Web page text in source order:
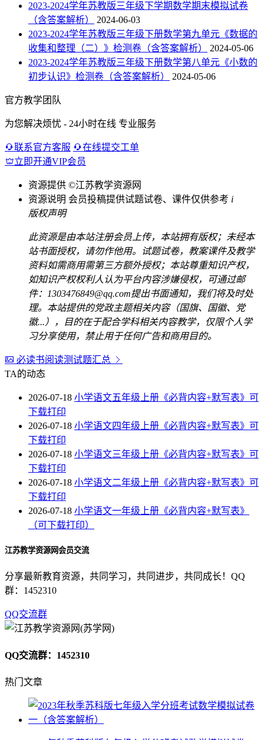
2023-2024学年苏教版三年级下学期数学期末模拟试卷
（含答案解析）
2024-06-03
2023-2024学年苏教版三年级下册数学第九单元《数据的
收集和整理（二）》检测卷（含答案解析）
2024-05-06
2023-2024学年苏教版三年级下册数学第八单元《小数的
初步认识》检测卷（含答案解析）
2024-05-06
官方教学团队
为您解决烦忧 - 24小时在线 专业服务
联系官方客服
在线提交工单
立即开通VIP会员
资源提供 ©江苏教学资源网
资源说明 会员投稿提供试题试卷、课件仅供参考 i
版权声明
此资源是由本站注册会员上传，本站拥有版权；未经本
站书面授权，请勿作他用。试题试卷，教案课件及教学
资料如需商用需第三方额外授权；本站尊重知识产权，
如知识产权权利人认为平台内容涉嫌侵权，可通过邮
件：1303476849@qq.com提出书面通知，我们将及时处
理。本站提供的党政主题相关内容（国旗、国徽、党
徽...），目的在于配合学科相关内容教学，仅限个人学
习分享使用，禁止用于任何广告和商用目的。
必读书阅读测试题汇总
TA的动态
2026-07-18 小学语文五年级上册《必背内容+默写表》可
下载打印
2026-07-18 小学语文四年级上册《必背内容+默写表》可
下载打印
2026-07-18 小学语文三年级上册《必背内容+默写表》可
下载打印
2026-07-18 小学语文二年级上册《必背内容+默写表》可
下载打印
2026-07-18 小学语文一年级上册《必背内容+默写表》
（可下载打印）
江苏教学资源网会员交流
分享最新教育资源，共同学习，共同进步，共同成长！QQ
群：1452310
QQ交流群
QQ交流群：1452310
热门文章